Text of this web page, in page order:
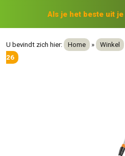
Als je het beste uit je
U bevindt zich hier: Home » Winkel
26